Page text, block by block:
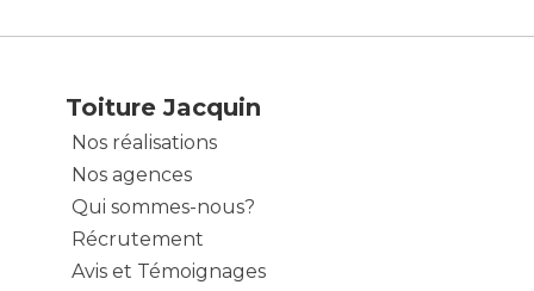
Toiture Jacquin
Nos réalisations
Nos agences
Qui sommes-nous?
Récrutement
Avis et Témoignages